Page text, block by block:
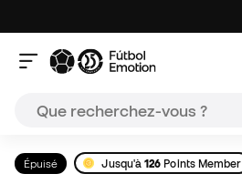
Épuisé Jusqu'à126 Points Member